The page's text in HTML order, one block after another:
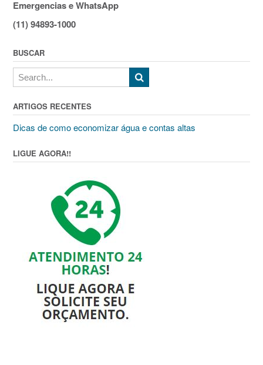
Emergencias e WhatsApp
(11) 94893-1000
BUSCAR
ARTIGOS RECENTES
Dicas de como economizar água e contas altas
LIGUE AGORA!!